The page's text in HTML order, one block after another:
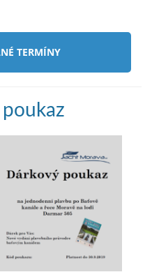
TERMÍNY